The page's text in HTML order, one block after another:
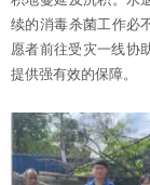
续的消毒杀菌工作必
愿者前往受灾一线协
提供强有效的保障。